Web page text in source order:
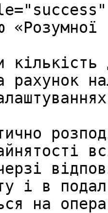
рахунок
і в
на